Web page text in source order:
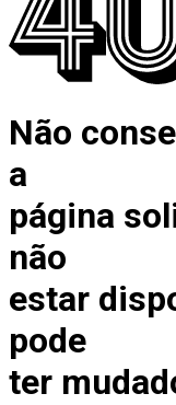
Não
a
página
não
estar
pode
ter